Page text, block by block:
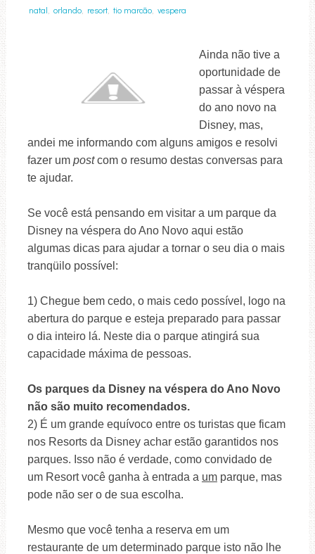
natal orlando, resort, tio marcão, vespera
Ainda não tive a
oportunidade de
passar à véspera
do ano novo na
Disney, mas,
andei me informando com alguns amigos e resolvi
fazer um postcom o resumo destas conversas para
te ajudar.
Se você está pensando em visitar a um parque da
Disney na véspera do Ano Novo aqui estão
algumas dicas para ajudar a tornar o seu dia o mais
tranqüilo possível:
1) Chegue bem cedo, o mais cedo possível, logo na
abertura do parque e esteja preparado para passar
o dia inteiro lá. Neste dia o parque atingirá sua
capacidade máxima de pessoas.
Os parques da Disney na véspera do Ano Novo
não são muito recomendados.
2) É um grande equívoco entre os turistas que ficam
nos Resorts da Disney achar estão garantidos nos
parques. Isso não é verdade, como convidado de
um Resort você ganha à entrada a umparque, mas
pode não ser o de sua escolha.
Mesmo que você tenha a reserva em um
restaurante de um determinado parque isto não lhe